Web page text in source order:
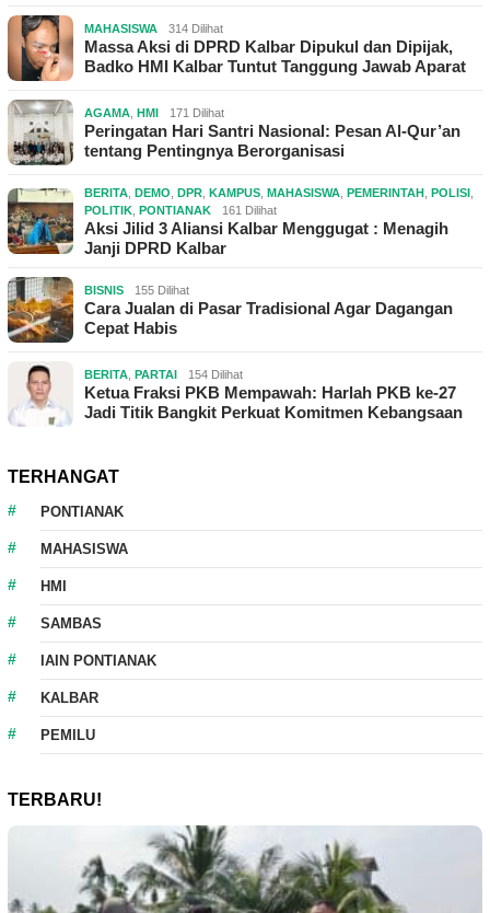
MAHASISWA 314 Dilihat
Massa Aksi di DPRD Kalbar Dipukul dan Dipijak,
Badko HMI Kalbar Tuntut Tanggung Jawab Aparat
AGAMA HMI 171 Dilihat
Peringatan Hari Santri Nasional: Pesan Al-Qur’an
tentang Pentingnya Berorganisasi
BERITA DEMO DPR KAMPUS MAHASISWA PEMERINTAH POLISI
POLITIK PONTIANAK 161 Dilihat
Aksi Jilid 3 Aliansi Kalbar Menggugat : Menagih
Janji DPRD Kalbar
BISNIS 155 Dilihat
Cara Jualan di Pasar Tradisional Agar Dagangan
Cepat Habis
BERITA PARTAI 154 Dilihat
Ketua Fraksi PKB Mempawah: Harlah PKB ke-27
Jadi Titik Bangkit Perkuat Komitmen Kebangsaan
TERHANGAT
PONTIANAK
MAHASISWA
HMI
SAMBAS
IAIN PONTIANAK
KALBAR
PEMILU
TERBARU!